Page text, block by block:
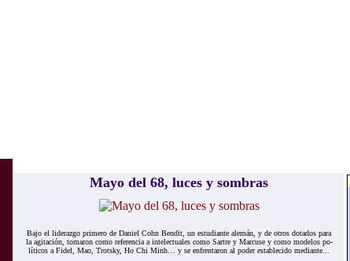
Mayo del 68, lu­ces y som­bras
Bajo el li­de­raz­go pri­me­ro de Da­niel Cohn Ben­dit, un es­tu­dian­te ale­mán, y de otros do­ta­dos para
la agi­ta­ción, to­ma­ron como re­fe­ren­cia a in­te­lec­tua­les como Sar­tre y Mar­cu­se y como mo­de­los po­
lí­ti­cos a Fi­del, Mao, Trotsky, Ho Chi Minh… y se en­fren­ta­ron al po­der es­ta­ble­ci­do me­dian­te...